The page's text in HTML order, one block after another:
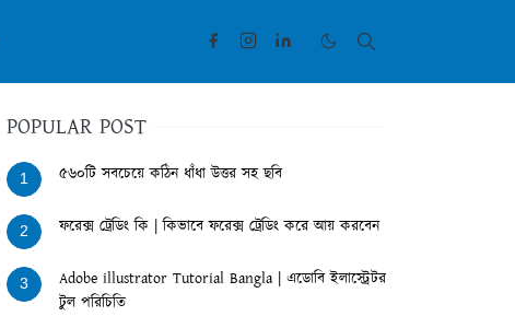
POPULAR POST
1 ৫৬০টি সবচেয়ে কঠিন ধাঁধা উত্তর সহ ছবি
2 ফরেক্স ট্রেডিং কি | কিভাবে ফরেক্স ট্রেডিং করে আয় করবেন
3
Adobe illustrator Tutorial Bangla | এডোবি ইলাস্ট্রেটর
টুল পরিচিতি